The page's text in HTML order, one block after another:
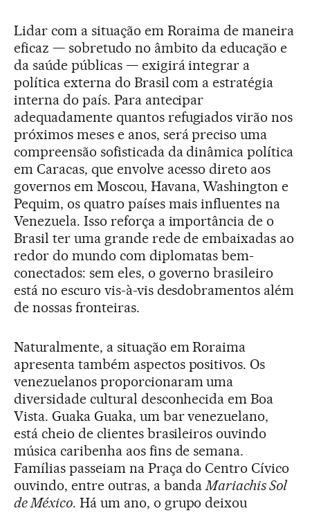
Lidar com a situação em Roraima de maneira
eficaz — sobretudo no âmbito da educação e
da saúde públicas — exigirá integrar a
política externa do Brasil com a estratégia
interna do país. Para antecipar
adequadamente quantos refugiados virão nos
próximos meses e anos, será preciso uma
compreensão sofisticada da dinâmica política
em Caracas, que envolve acesso direto aos
governos em Moscou, Havana, Washington e
Pequim, os quatro países mais influentes na
Venezuela. Isso reforça a importância de o
Brasil ter uma grande rede de embaixadas ao
redor do mundo com diplomatas bem-
conectados: sem eles, o governo brasileiro
está no escuro vis-à-vis desdobramentos além
de nossas fronteiras.
Naturalmente, a situação em Roraima
apresenta também aspectos positivos. Os
venezuelanos proporcionaram uma
diversidade cultural desconhecida em Boa
Vista. Guaka Guaka, um bar venezuelano,
está cheio de clientes brasileiros ouvindo
música caribenha aos fins de semana.
Famílias passeiam na Praça do Centro Cívico
ouvindo, entre outras, a bandaMariachis Sol
de México. Há um ano, o grupo deixou